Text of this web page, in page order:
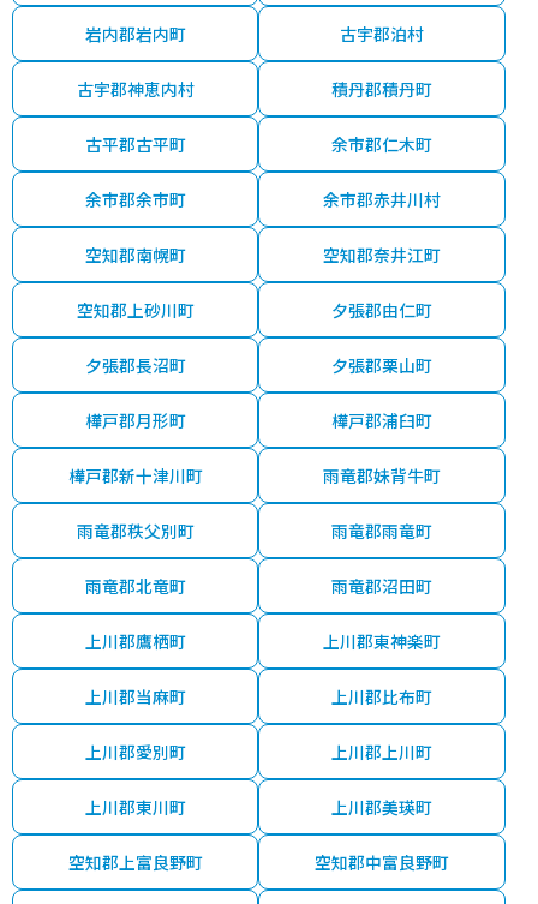
岩内郡岩内町 古宇郡泊村
古宇郡神恵内村 積丹郡積丹町
古平郡古平町 余市郡仁木町
余市郡余市町 余市郡赤井川村
空知郡南幌町 空知郡奈井江町
空知郡上砂川町 夕張郡由仁町
夕張郡長沼町 夕張郡栗山町
樺戸郡月形町 樺戸郡浦臼町
樺戸郡新十津川町 雨竜郡妹背牛町
雨竜郡秩父別町 雨竜郡雨竜町
雨竜郡北竜町 雨竜郡沼田町
上川郡鷹栖町 上川郡東神楽町
上川郡当麻町 上川郡比布町
上川郡愛別町 上川郡上川町
上川郡東川町 上川郡美瑛町
空知郡上富良野町 空知郡中富良野町